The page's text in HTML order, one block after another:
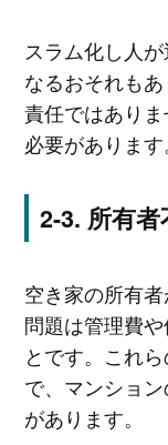
スラム化し人
なるおそれも
責任ではあり
必要があります
所有
空き家の所有
問題は管理費
とです。これ
で、マンショ
があります。